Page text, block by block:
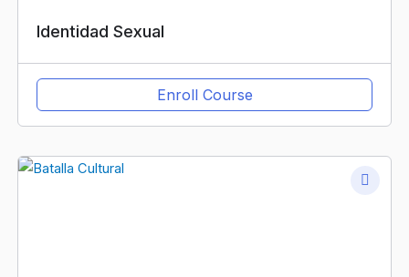
Identidad Sexual
Enroll Course